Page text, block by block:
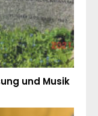
und Musik